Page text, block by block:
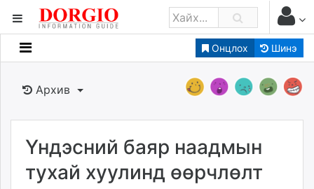
Онцлох Шинэ
Мэдээллийн
Банк санхүү
Бизнес ААН
Төрийн
Нийслэлийн
Архив
Үндэсний баяр наадмын
тухай хуулинд өөрчлөлт